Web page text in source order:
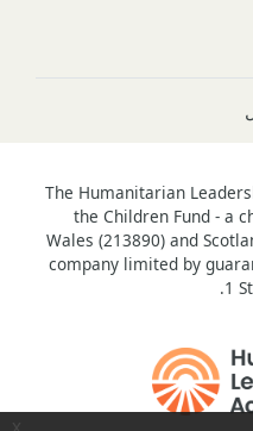
The Humanitarian
the Children Fund - a
Wales (213890) and
company limited by
1